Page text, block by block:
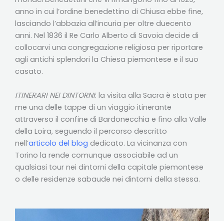
anno in cui l’ordine benedettino di Chiusa ebbe fine,
lasciando l’abbazia all’incuria per oltre duecento
anni. Nel 1836 il Re Carlo Alberto di Savoia decide di
collocarvi una congregazione religiosa per riportare
agli antichi splendori la Chiesa piemontese e il suo
casato.
ITINERARI NEI DINTORNI: la visita alla Sacra è stata per
me una delle tappe di un viaggio itinerante
attraverso il confine di Bardonecchia e fino alla Valle
della Loira, seguendo il percorso descritto
nell’articolo del blog dedicato. La vicinanza con
Torino la rende comunque associabile ad un
qualsiasi tour nei dintorni della capitale piemontese
o delle residenze sabaude nei dintorni della stessa.